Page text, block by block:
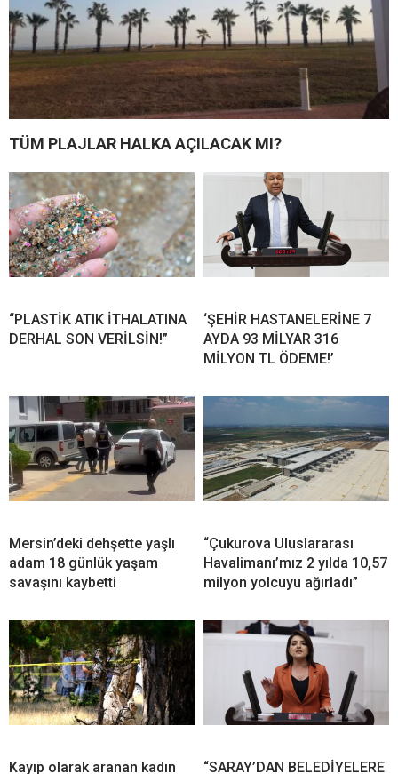
TÜM PLAJLAR HALKA AÇILACAK MI?
“PLASTİK ATIK İTHALATINA
DERHAL SON VERİLSİN!”
‘ŞEHİR HASTANELERİNE 7
AYDA 93 MİLYAR 316
MİLYON TL ÖDEME!’
Mersin’deki dehşette yaşlı
adam 18 günlük yaşam
savaşını kaybetti
“Çukurova Uluslararası
Havalimanı’mız 2 yılda 10,57
milyon yolcuyu ağırladı”
Kayıp olarak aranan kadın
“SARAY’DAN BELEDİYELERE